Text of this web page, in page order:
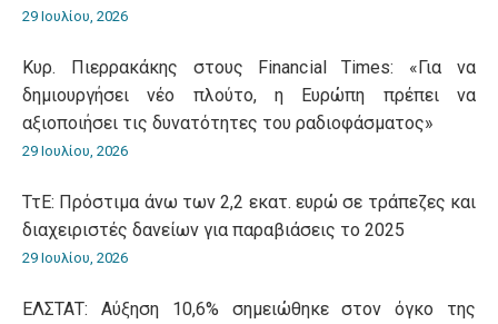
29 Ιουλίου, 2026
Κυρ. Πιερρακάκης στους Financial Times: «Για να
δημιουργήσει νέο πλούτο, η Ευρώπη πρέπει να
αξιοποιήσει τις δυνατότητες του ραδιοφάσματος»
29 Ιουλίου, 2026
ΤτΕ: Πρόστιμα άνω των 2,2 εκατ. ευρώ σε τράπεζες και
διαχειριστές δανείων για παραβιάσεις το 2025
29 Ιουλίου, 2026
ΕΛΣΤΑΤ: Αύξηση 10,6% σημειώθηκε στον όγκο της